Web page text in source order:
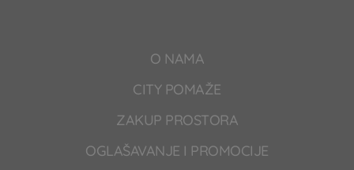
O NAMA
CITY POMAŽE
ZAKUP PROSTORA
OGLAŠAVANJE I PROMOCIJE